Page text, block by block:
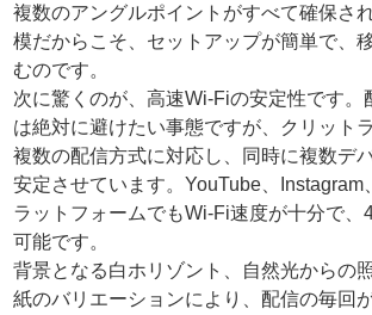
複数のアングルポイントがすべて確保さ
模だからこそ、セットアップが簡単で、
むのです。
次に驚くのが、高速Wi-Fiの安定性です。
は絶対に避けたい事態ですが、クリット
複数の配信方式に対応し、同時に複数デ
安定させています。YouTube、Instagram
ラットフォームでもWi-Fi速度が十分で、
可能です。
背景となる白ホリゾント、自然光からの
紙のバリエーションにより、配信の毎回